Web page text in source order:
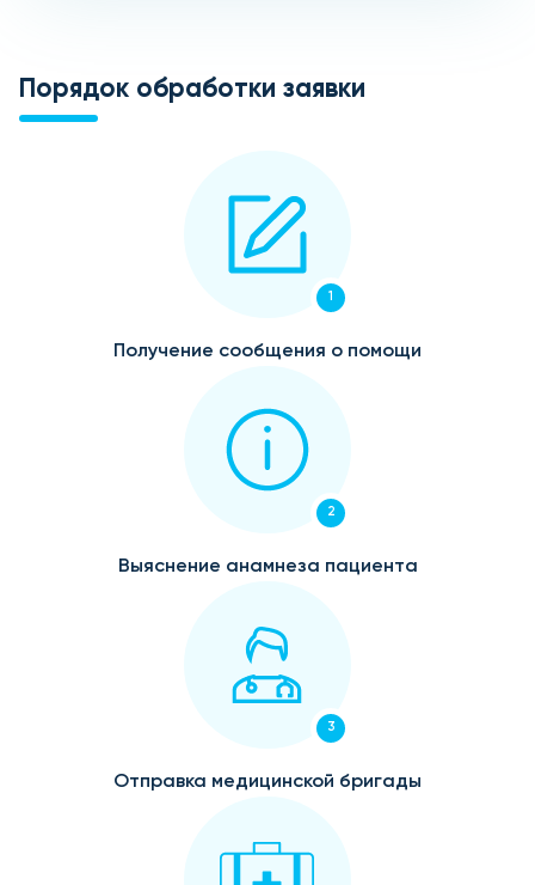
Порядок обработки заявки
1
Получение сообщения о помощи
2
Выяснение анамнеза пациента
3
Отправка медицинской бригады